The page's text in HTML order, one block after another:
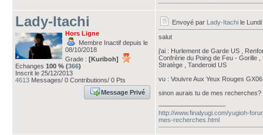
Lady-Itachi
Hors Ligne
Membre Inactif depuis le
08/10/2018
Grade : [Kuriboh]
Echanges 100 % (366)
Inscrit le 25/12/2013
4613 Messages/ 0 Contributions/ 0 Pts
Message Privé
Envoyé par Lady-Itachi le
salut
j'ai : Hurlement de Garde US ,
Confrérie du Poing de Feu - Gorille
Stratège , Tanderoid US
vu : Vouivre Aux Yeux Rouges
sinon aurais tu de mes recherches?
http://www.finalyugi.com/yugioh-
mes-recherches.html